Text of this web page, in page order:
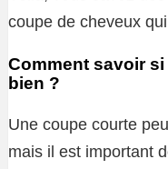
coupe de cheveux
Comment savoir
bien ?
Une coupe courte
mais il est important